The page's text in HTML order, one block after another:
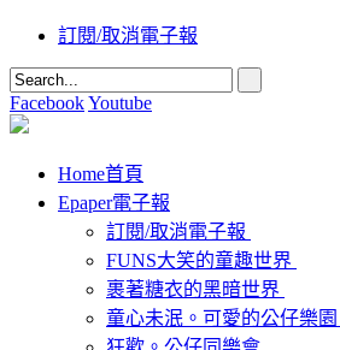
訂閱/取消電子報
FacebookYoutube
Home首頁
Epaper電子報
訂閱/取消電子報
FUNS大笑的童趣世界
裹著糖衣的黑暗世界
童心未泯。可愛的公仔樂園